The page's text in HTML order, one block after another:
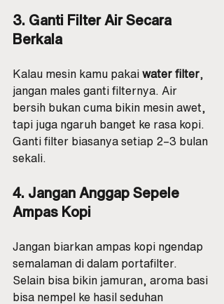
3. Ganti Filter Air Secara
Berkala
Kalau mesin kamu pakai water filter
jangan males ganti filternya. Air
bersih bukan cuma bikin mesin awet,
tapi juga ngaruh banget ke rasa kopi.
Ganti filter biasanya setiap 2–3 bulan
sekali.
4. Jangan Anggap Sepele
Ampas Kopi
Jangan biarkan ampas kopi ngendap
semalaman di dalam portafilter.
Selain bisa bikin jamuran, aroma basi
bisa nempel ke hasil seduhan